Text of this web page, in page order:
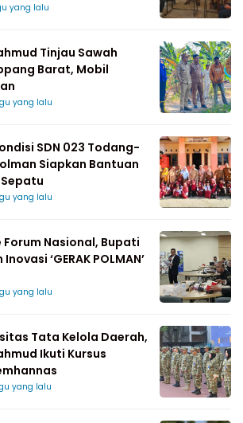
yang lalu
Tinjau Sawah
Barat, Mobil
yang lalu
SDN 023 Todang-
Siapkan Bantuan
yang lalu
Forum Nasional, Bupati
‘GERAK POLMAN’
yang lalu
Tata Kelola Daerah,
Ikuti Kursus
yang lalu